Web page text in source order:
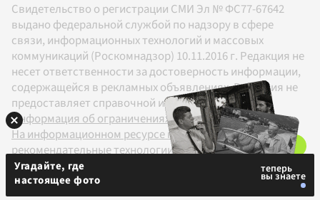
Свидетельство о регистрации СМИ Эл № ФС77-67642
выдано федеральной службой по надзору в сфере
связи, информационных технологий и массовых
коммуникаций (Роскомнадзор) 10.11.2016 г. Редакция не
несет ответственности за достоверность информации,
содержащейся в рекламных объявлениях. Редакция не
предоставляет справочной информации.
Информация об ограничениях
На информационном ресурсе применяются
рекомендательные технологии в соответствии с
Правилами
Угадайте, где
настоящее фото